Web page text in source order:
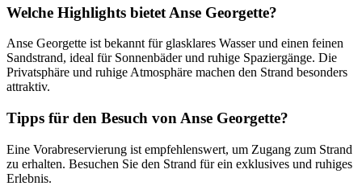
Welche Highlights bietet Anse Georgette?
Anse Georgette ist bekannt für glasklares Wasser und einen feinen
Sandstrand, ideal für Sonnenbäder und ruhige Spaziergänge. Die
Privatsphäre und ruhige Atmosphäre machen den Strand besonders
attraktiv.
Tipps für den Besuch von Anse Georgette?
Eine Vorabreservierung ist empfehlenswert, um Zugang zum Strand
zu erhalten. Besuchen Sie den Strand für ein exklusives und ruhiges
Erlebnis.